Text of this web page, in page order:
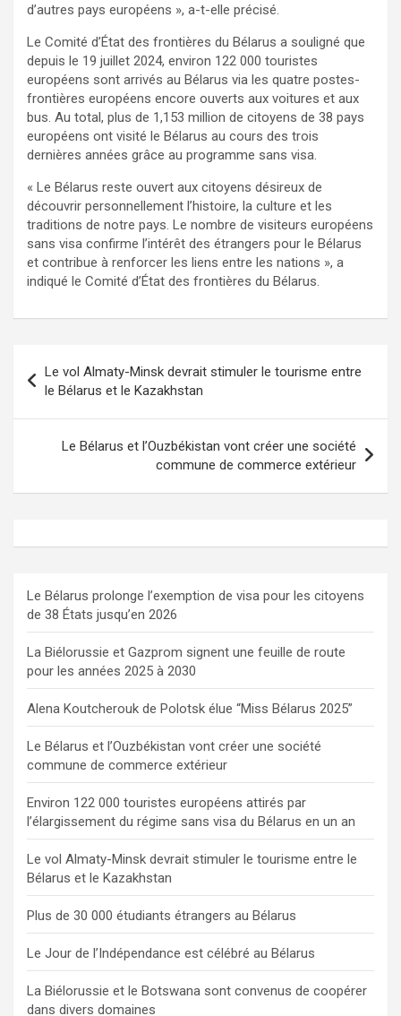
d’autres pays européens », a-t-elle précisé.
Le Comité d’État des frontières du Bélarus a souligné que
depuis le 19 juillet 2024, environ 122 000 touristes
européens sont arrivés au Bélarus via les quatre postes-
frontières européens encore ouverts aux voitures et aux
bus. Au total, plus de 1,153 million de citoyens de 38 pays
européens ont visité le Bélarus au cours des trois
dernières années grâce au programme sans visa.
« Le Bélarus reste ouvert aux citoyens désireux de
découvrir personnellement l’histoire, la culture et les
traditions de notre pays. Le nombre de visiteurs européens
sans visa confirme l’intérêt des étrangers pour le Bélarus
et contribue à renforcer les liens entre les nations », a
indiqué le Comité d’État des frontières du Bélarus.
de
l’article
Le vol Almaty-Minsk devrait stimuler le tourisme entre
le Bélarus et le Kazakhstan
Le Bélarus et l’Ouzbékistan vont créer une société
commune de commerce extérieur
Le Bélarus prolonge l’exemption de visa pour les citoyens
de 38 États jusqu’en 2026
La Biélorussie et Gazprom signent une feuille de route
pour les années 2025 à 2030
Alena Koutcherouk de Polotsk élue “Miss Bélarus 2025”
Le Bélarus et l’Ouzbékistan vont créer une société
commune de commerce extérieur
Environ 122 000 touristes européens attirés par
l’élargissement du régime sans visa du Bélarus en un an
Le vol Almaty-Minsk devrait stimuler le tourisme entre le
Bélarus et le Kazakhstan
Plus de 30 000 étudiants étrangers au Bélarus
Le Jour de l’Indépendance est célébré au Bélarus
La Biélorussie et le Botswana sont convenus de coopérer
dans divers domaines